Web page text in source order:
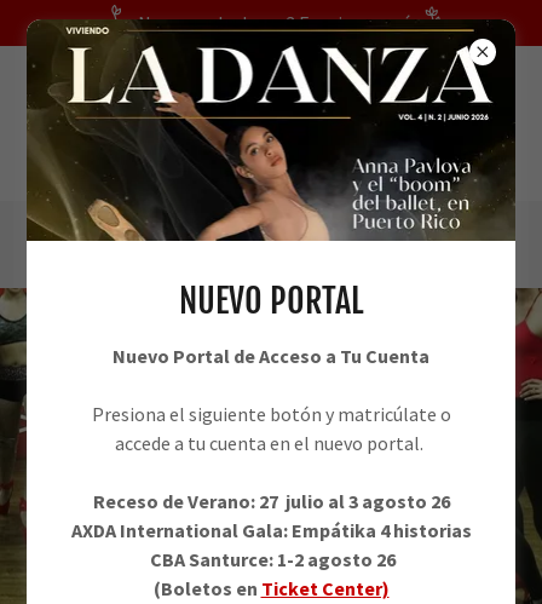
Translate¿Nuevo en la danza? Empieza aquí
(787) 256-7717
NUEVO PORTAL
Nuevo Portal de Acceso a Tu Cuenta
Presiona el siguiente botón y matricúlate o
accede a tu cuenta en el nuevo portal.
Receso de Verano: 27 julio al 3 agosto 26
AXDA International Gala: Empátika 4 historias
CBA Santurce: 1-2 agosto 26
(Boletos en Ticket Center)